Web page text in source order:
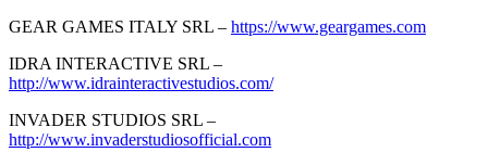
GEAR GAMES ITALY SRL – https://www.geargames.com
IDRA INTERACTIVE SRL –
http://www.idrainteractivestudios.com/
INVADER STUDIOS SRL –
http://www.invaderstudiosofficial.com